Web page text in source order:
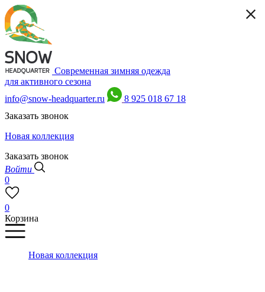
Современная зимняя одежда
для активного сезона
info@snow-headquarter.ru
8 925 018 67 18
Заказать звонок
Новая коллекция
Заказать звонок
Войти
0
0
Корзина
Новая коллекция